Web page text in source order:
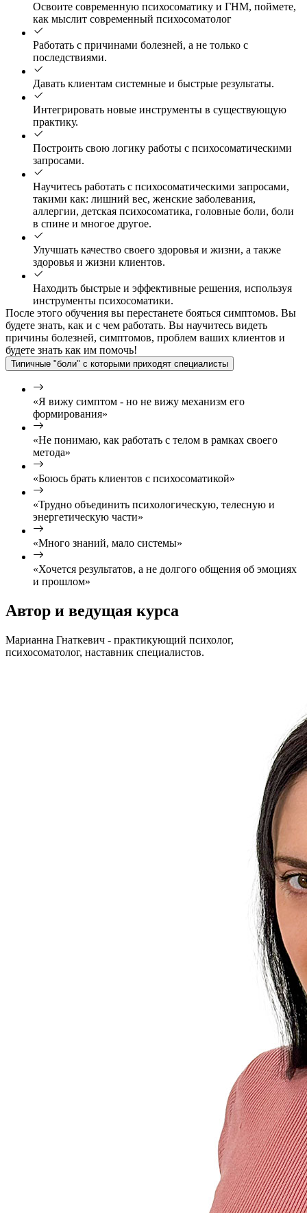
Освоите современную психосоматику и ГНМ, поймете,
как мыслит современный психосоматолог
Работать с причинами болезней, а не только с
последствиями.
Давать клиентам системные и быстрые результаты.
Интегрировать новые инструменты в существующую
практику.
Построить свою логику работы с психосоматическими
запросами.
Научитесь работать с психосоматическими запросами,
такими как: лишний вес, женские заболевания,
аллергии, детская психосоматика, головные боли, боли
в спине и многое другое.
Улучшать качество своего здоровья и жизни, а также
здоровья и жизни клиентов.
Находить быстрые и эффективные решения, используя
инструменты психосоматики.
После этого обучения вы перестанете бояться симптомов. Вы
будете знать, как и с чем работать. Вы научитесь видеть
причины болезней, симптомов, проблем ваших клиентов и
будете знать как им помочь!
Типичные "боли" с которыми приходят специалисты
«Я вижу симптом - но не вижу механизм его
формирования»
«Не понимаю, как работать с телом в рамках своего
метода»
«Боюсь брать клиентов с психосоматикой»
«Трудно объединить психологическую, телесную и
энергетическую части»
«Много знаний, мало системы»
«Хочется результатов, а не долгого общения об эмоциях
и прошлом»
Автор и ведущая курса
Марианна Гнаткевич - практикующий психолог,
психосоматолог, наставник специалистов.